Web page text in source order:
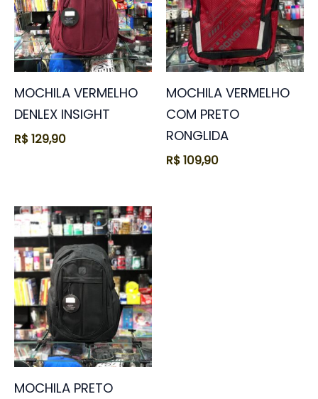
MOCHILA VERMELHO
DENLEX INSIGHT
R$129,90
MOCHILA VERMELHO
COM PRETO
RONGLIDA
R$109,90
MOCHILA PRETO